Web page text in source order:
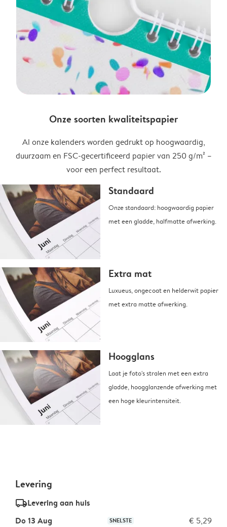
Onze soorten kwaliteitspapier
Al onze kalenders worden gedrukt op hoogwaardig,
duurzaam en FSC-gecertificeerd papier van 250 g/m² –
voor een perfect resultaat.
Standaard
Onze standaard: hoogwaardig papier
met een gladde, halfmatte afwerking.
Extra mat
Luxueus, ongecoat en helderwit papier
met extra matte afwerking.
Hoogglans
Laat je foto's stralen met een extra
gladde, hoogglanzende afwerking met
een hoge kleurintensiteit.
Levering
delivery_standard_v2Levering aan huis
Do 13 Aug
SNELSTE € 5,29